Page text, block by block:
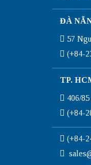
ĐÀ
57
(+84-
TP.
406/
(+84-
(+84-